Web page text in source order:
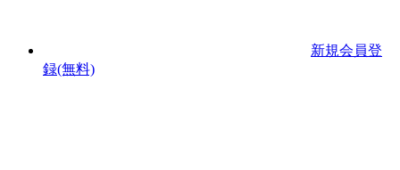
新規会員登
録(無料)